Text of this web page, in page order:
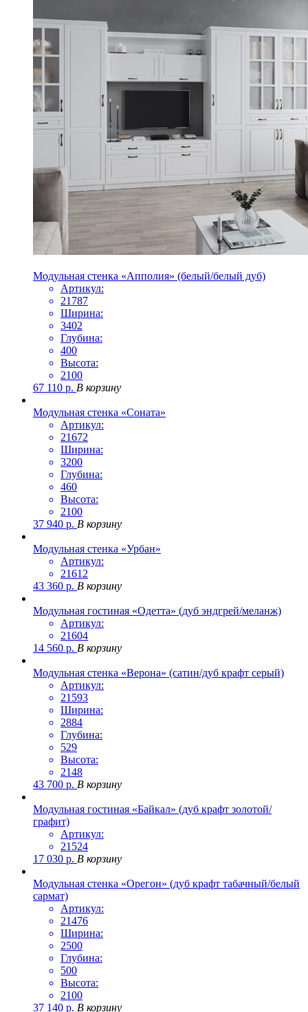
Модульная стенка «Апполия» (белый/белый дуб)
Артикул:
21787
Ширина:
3402
Глубина:
400
Высота:
2100
67 110 р. В корзину
Модульная стенка «Соната»
Артикул:
21672
Ширина:
3200
Глубина:
460
Высота:
2100
37 940 р. В корзину
Модульная стенка «Урбан»
Артикул:
21612
43 360 р. В корзину
Модульная гостиная «Одетта» (дуб эндгрей/меланж)
Артикул:
21604
14 560 р. В корзину
Модульная стенка «Верона» (сатин/дуб крафт серый)
Артикул:
21593
Ширина:
2884
Глубина:
529
Высота:
2148
43 700 р. В корзину
Модульная гостиная «Байкал» (дуб крафт золотой/
графит)
Артикул:
21524
17 030 р. В корзину
Модульная стенка «Орегон» (дуб крафт табачный/белый
сармат)
Артикул:
21476
Ширина:
2500
Глубина:
500
Высота:
2100
37 140 р. В корзину